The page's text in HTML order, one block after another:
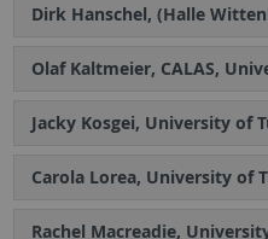
Dirk Hanschel, (Halle
Olaf Kaltmeier, CALAS,
Jacky Kosgei, University of
Carola Lorea, University of
Rachel Macreadie,